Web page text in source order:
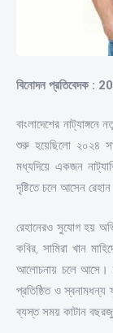
বিনোদন প্রতিবেদক :
বাংলাদেশের
শুরু হয়েছিলো ২০২৪
মধ্যদিয়ে একজন
দৃষ্টিতে চলে আসেন
রেহানেরও সুযোগ হয়
কবির, সামিরা খান
আলোচনায় চলে আসে।
প্রতিষ্ঠিত ও
ব্যস্ত সময় কাটান